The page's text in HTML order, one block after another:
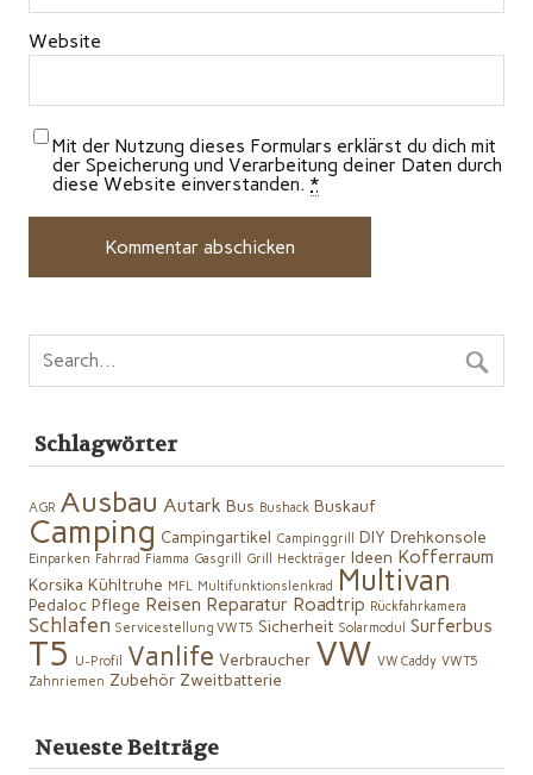
Website
Mit der Nutzung dieses Formulars erklärst du dich mit
der Speicherung und Verarbeitung deiner Daten durch
diese Website einverstanden. *
Schlagwörter
AGR Ausbau Autark Bus Bushack Buskauf
Camping Campingartikel Campinggrill DIY Drehkonsole
Einparken Fahrrad Fiamma Gasgrill Grill Heckträger Ideen Kofferraum
Korsika Kühltruhe MFL Multifunktionslenkrad Multivan
Pedaloc Pflege Reisen Reparatur Roadtrip Rückfahrkamera
Schlafen Servicestellung VW T5 Sicherheit Solarmodul Surferbus
T5 U-Profil Vanlife Verbraucher VW VW Caddy VW T5
Zahnriemen Zubehör Zweitbatterie
Neueste Beiträge